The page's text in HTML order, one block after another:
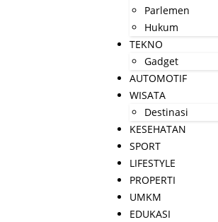
Parlemen
Hukum
TEKNO
Gadget
AUTOMOTIF
WISATA
Destinasi
KESEHATAN
SPORT
LIFESTYLE
PROPERTI
UMKM
EDUKASI